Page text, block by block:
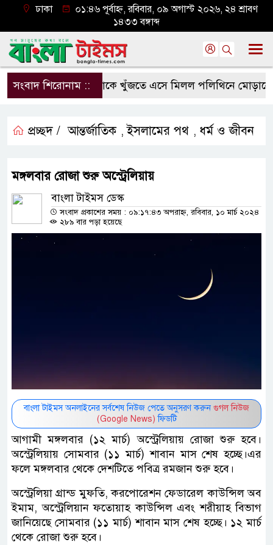
ঢাকা
০১:৪৬ পূর্বাহ্ন, রবিবার, ০৯ অগাস্ট ২০২৬, ২৪ শ্রাবণ
১৪৩৩ বঙ্গাব্দ
সংবাদ শিরোনাম ::মাকে খুঁজতে এসে মিলল পলিথিনে মোড়ানো
প্রচ্ছদ / আন্তর্জাতিক ,ইসলামের পথ , ধর্ম ও জীবন
মঙ্গলবার রোজা শুরু অস্ট্রেলিয়ায়
বাংলা টাইমস ডেস্ক
সংবাদ প্রকাশের সময় : ০৯:১৭:৪৩ অপরাহ্ন, রবিবার, ১০ মার্চ ২০২৪
২৮৯ বার পড়া হয়েছে
বাংলা টাইমস অনলাইনের সর্বশেষ নিউজ পেতে অনুসরণ করুন গুগল নিউজ
(Google News) ফিডটি
আগামী মঙ্গলবার (১২ মার্চ) অস্ট্রেলিয়ায় রোজা শুরু হবে।
অস্ট্রেলিয়ায় সোমবার (১১ মার্চ) শাবান মাস শেষ হচ্ছে।এর
ফলে মঙ্গলবার থেকে দেশটিতে পবিত্র রমজান শুরু হবে।
অস্ট্রেলিয়া গ্রান্ড মুফতি, করপোরেশন ফেডারেল কাউন্সিল অব
ইমাম, অস্ট্রেলিয়ান ফতোয়াহ কাউন্সিল এবং শরীয়াহ বিভাগ
জানিয়েছে সোমবার (১১ মার্চ) শাবান মাস শেষ হচ্ছে। ১২ মার্চ
থেকে রোজা শুরু হবে।